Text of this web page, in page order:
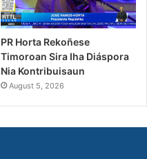
PR Horta Rekoñese
Timoroan Sira Iha Diáspora
Nia Kontribuisaun
August 5, 2026